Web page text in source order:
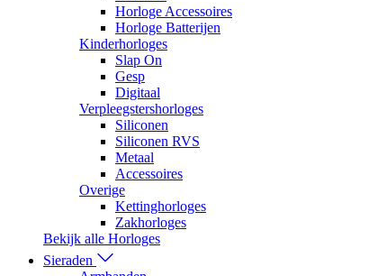
Horloge Accessoires
Horloge Batterijen
Kinderhorloges
Slap On
Gesp
Digitaal
Verpleegstershorloges
Siliconen
Siliconen RVS
Metaal
Accessoires
Overige
Kettinghorloges
Zakhorloges
Bekijk alle Horloges
Sieraden